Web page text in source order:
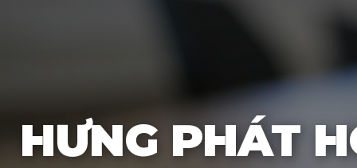
HƯNG PHÁT